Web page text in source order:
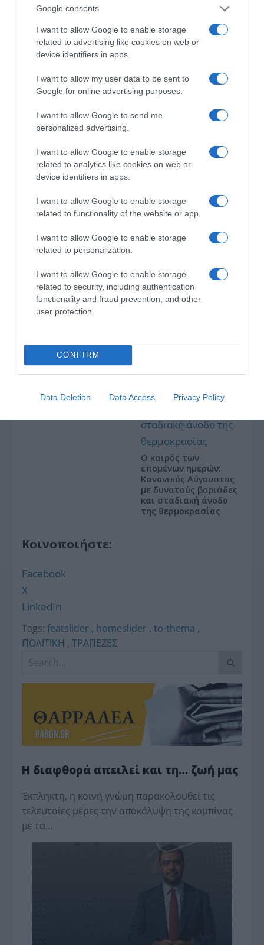
Google consents
I want to allow Google to enable storage
related to advertising like cookies on web or
device identifiers in apps.
I want to allow my user data to be sent to
Google for online advertising purposes.
I want to allow Google to send me
personalized advertising.
I want to allow Google to enable storage
related to analytics like cookies on web or
device identifiers in apps.
I want to allow Google to enable storage
related to functionality of the website or app.
I want to allow Google to enable storage
related to personalization.
I want to allow Google to enable storage
related to security, including authentication
functionality and fraud prevention, and other
user protection.
CONFIRM
Data Deletion Data Access Privacy Policy
Τηλεοπτικά
«Μαγειρέματα»,
Ψηφιακοί Πόλεμοι και
Αλλαγών: Η Εβδομάδα
που Ανακάτεψε την
Ελληνικών Media
«Τυπολογίες» στο
YouTube: Ο Δήμος
Βερύκιος ανοίγει τα
χαρτιά του – Vidcast
ΤΣΟΥΝΑΜΙ ψηφιακής οργής… συμπαρασύρει την
κυβέρνηση
Ξορκίζουν τις διπλές
εκλογές στο Μαξίμου
Ο καιρός των
επομένων ημερών:
Κανονικός Αύγουστος
με δυνατούς βοριάδες
και σταδιακή άνοδο
της θερμοκρασίας
Κοινοποιήστε:
Facebook
X
LinkedIn
Tags: featslider , homeslider ,to-thema ,
ΠΟΛΙΤΙΚΗ ,ΤΡΑΠΕΖΕΣ
Η διαφθορά απειλεί και τη… ζωή μας
Έκπληκτη, η κοινή γνώμη παρακολουθεί τις
τελευταίες μέρες την αποκάλυψη της κο­μπίνας
με τα…